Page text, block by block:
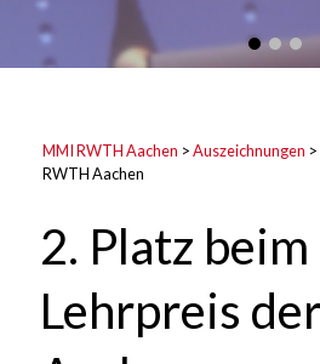
MMI RWTH Aachen >Auszeichnungen >
RWTH Aachen
2. Platz beim
Lehrpreis